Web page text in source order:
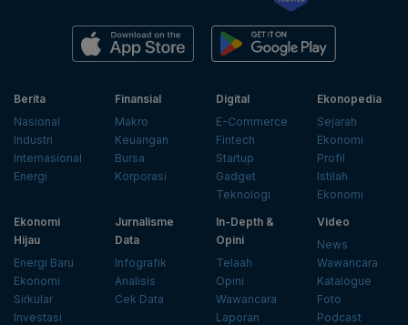
Berita
Nasional
Industri
Internasional
Energi
Finansial
Makro
Keuangan
Bursa
Korporasi
Digital
E-Commerce
Fintech
Startup
Gadget
Teknologi
Ekonopedia
Sejarah
Ekonomi
Profil
Istilah
Ekonomi
Ekonomi
Hijau
Energi Baru
Ekonomi
Sirkular
Investasi
Jurnalisme
Data
Infografik
Analisis
Cek Data
In-Depth &
Opini
Telaah
Opini
Wawancara
Laporan
Video
News
Wawancara
Katalogue
Foto
Podcast